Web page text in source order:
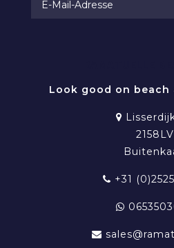
Look good on beach
2158LV
+31